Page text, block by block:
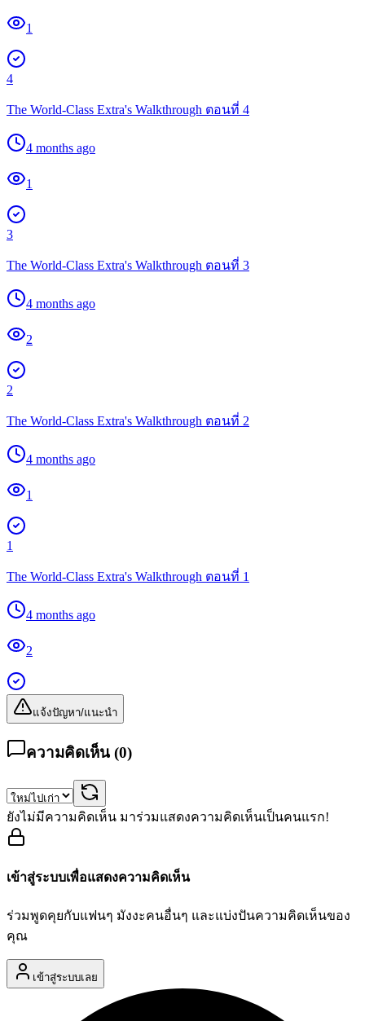
1
4
The World-Class Extra's Walkthrough ตอนที่ 4
4 months ago
1
3
The World-Class Extra's Walkthrough ตอนที่ 3
4 months ago
2
2
The World-Class Extra's Walkthrough ตอนที่ 2
4 months ago
1
1
The World-Class Extra's Walkthrough ตอนที่ 1
4 months ago
2
แจ้งปัญหา/แนะนำ
ความคิดเห็น (0)
ยังไม่มีความคิดเห็น มาร่วมแสดงความคิดเห็นเป็นคนแรก!
เข้าสู่ระบบเพื่อแสดงความคิดเห็น
ร่วมพูดคุยกับแฟนๆ มังงะคนอื่นๆ และแบ่งปันความคิดเห็นของ
คุณ
เข้าสู่ระบบเลย